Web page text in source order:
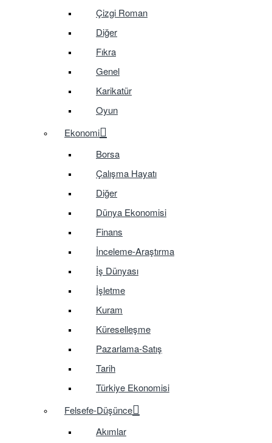
Çizgi Roman
Diğer
Fıkra
Genel
Karikatür
Oyun
Ekonomi
Borsa
Çalışma Hayatı
Diğer
Dünya Ekonomisi
Finans
İnceleme-Araştırma
İş Dünyası
İşletme
Kuram
Küreselleşme
Pazarlama-Satış
Tarih
Türkiye Ekonomisi
Felsefe-Düşünce
Akımlar